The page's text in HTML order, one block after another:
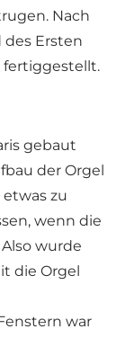
Nach
Ersten
fertiggestellt.
gebaut
der Orgel
zu
wenn die
wurde
die Orgel
war